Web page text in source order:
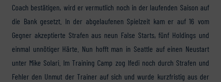
Coach bestätigen, wird er vermutlich noch in der laufenden Saison auf
die Bank gesetzt. In der abgelaufenen Spielzeit kam er auf 16 vom
Gegner akzeptierte Strafen aus neun False Starts, fünf Holdings und
einmal unnötiger Härte. Nun hofft man in Seattle auf einen Neustart
unter Mike Solari. Im Training Camp zog Ifedi noch durch Strafen und
Fehler den Unmut der Trainer auf sich und wurde kurzfristig aus der